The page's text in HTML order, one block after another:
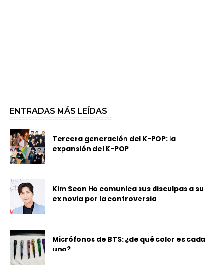
ENTRADAS MÁS LEÍDAS
Tercera generación del K-POP: la
expansión del K-POP
Kim Seon Ho comunica sus disculpas a su
ex novia por la controversia
Micrófonos de BTS: ¿de qué color es cada
uno?